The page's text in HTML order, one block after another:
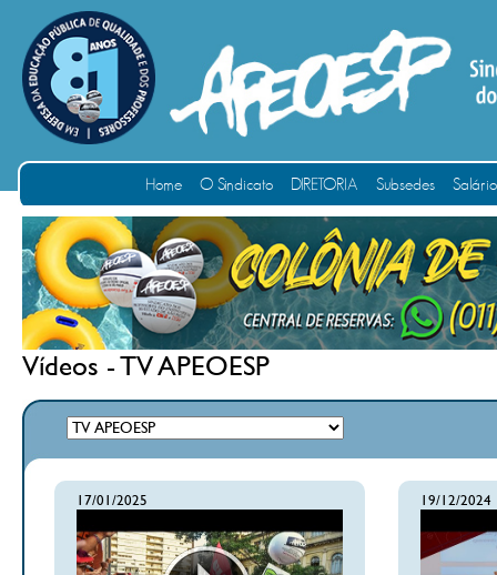
Home O Sindicato DIRETORIA Subsedes
Vídeos - TV APEOESP
17/01/2025 19/12/2024